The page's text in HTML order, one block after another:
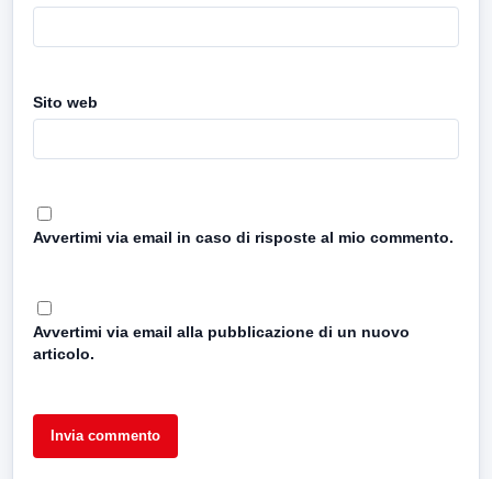
Sito web
Avvertimi via email in caso di risposte al mio commento.
Avvertimi via email alla pubblicazione di un nuovo
articolo.